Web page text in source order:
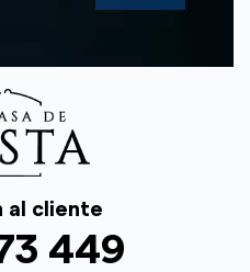
al cliente
449